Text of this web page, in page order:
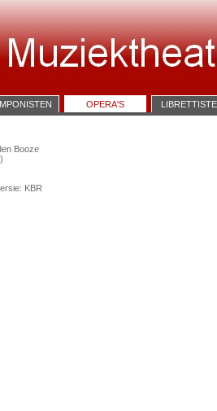
OPERA'S
Booze
KBR